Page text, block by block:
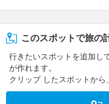
このスポットで旅の
行きたいスポットを追加し
が作れます。
クリップ したスポットから